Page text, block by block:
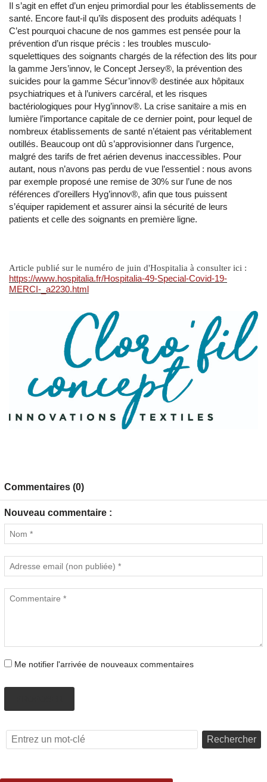
Il s’agit en effet d’un enjeu primordial pour les établissements de
santé. Encore faut-il qu’ils disposent des produits adéquats !
C’est pourquoi chacune de nos gammes est pensée pour la
prévention d’un risque précis : les troubles musculo-
squelettiques des soignants chargés de la réfection des lits pour
la gamme Jers’innov, le Concept Jersey®, la prévention des
suicides pour la gamme Sécur’innov® destinée aux hôpitaux
psychiatriques et à l’univers carcéral, et les risques
bactériologiques pour Hyg’innov®. La crise sanitaire a mis en
lumière l’importance capitale de ce dernier point, pour lequel de
nombreux établissements de santé n’étaient pas véritablement
outillés. Beaucoup ont dû s’approvisionner dans l’urgence,
malgré des tarifs de fret aérien devenus inaccessibles. Pour
autant, nous n’avons pas perdu de vue l’essentiel : nous avons
par exemple proposé une remise de 30% sur l’une de nos
références d’oreillers Hyg’innov®, afin que tous puissent
s’équiper rapidement et assurer ainsi la sécurité de leurs
patients et celle des soignants en première ligne.
Article publié sur le numéro de juin d'Hospitalia à consulter ici :
https://www.hospitalia.fr/Hospitalia-49-Special-Covid-19-
MERCI-_a2230.html
Commentaires (0)
Nouveau commentaire :
Me notifier l'arrivée de nouveaux commentaires
Rechercher